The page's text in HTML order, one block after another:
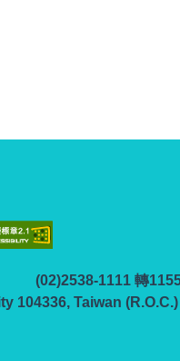
(02)2538-1111 轉
104336, Taiwan (R.O.C.)